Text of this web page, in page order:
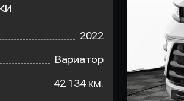
2022
Вариатор
42 134 км.